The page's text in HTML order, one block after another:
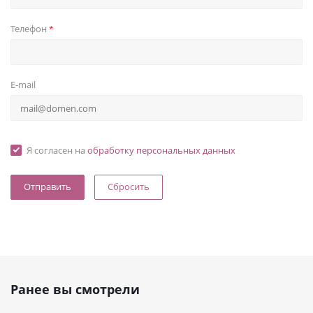
Телефон *
E-mail
Я согласен на обработку персональных данных
Сбросить
Ранее вы смотрели